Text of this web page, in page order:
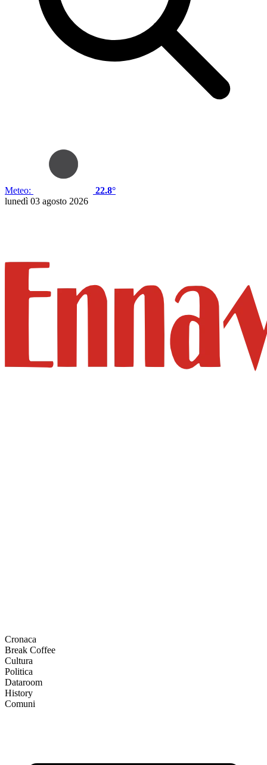
Meteo:
22.8°
lunedì 03 agosto 2026
Cronaca
Break Coffee
Cultura
Politica
Dataroom
History
Comuni